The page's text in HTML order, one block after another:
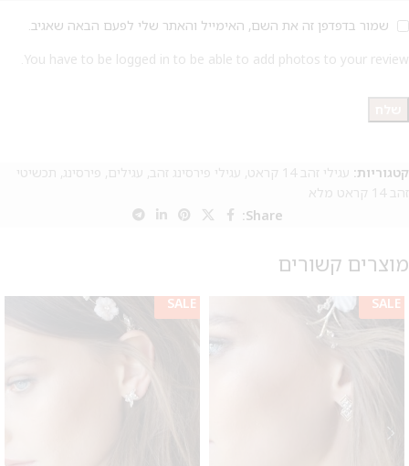
שמור בדפדפן זה את השם, האימייל והאתר שלי לפעם הבאה שאגיב.
You have to be logged in to be able to add photos to your review.
קטגוריות: עגילי זהב 14 קראט , עגילי פירסינג זהב, עגילים, פירסינג, תכשיטי
זהב 14 קראט מלא
Share:
מוצרים קשורים
SALE
SALE